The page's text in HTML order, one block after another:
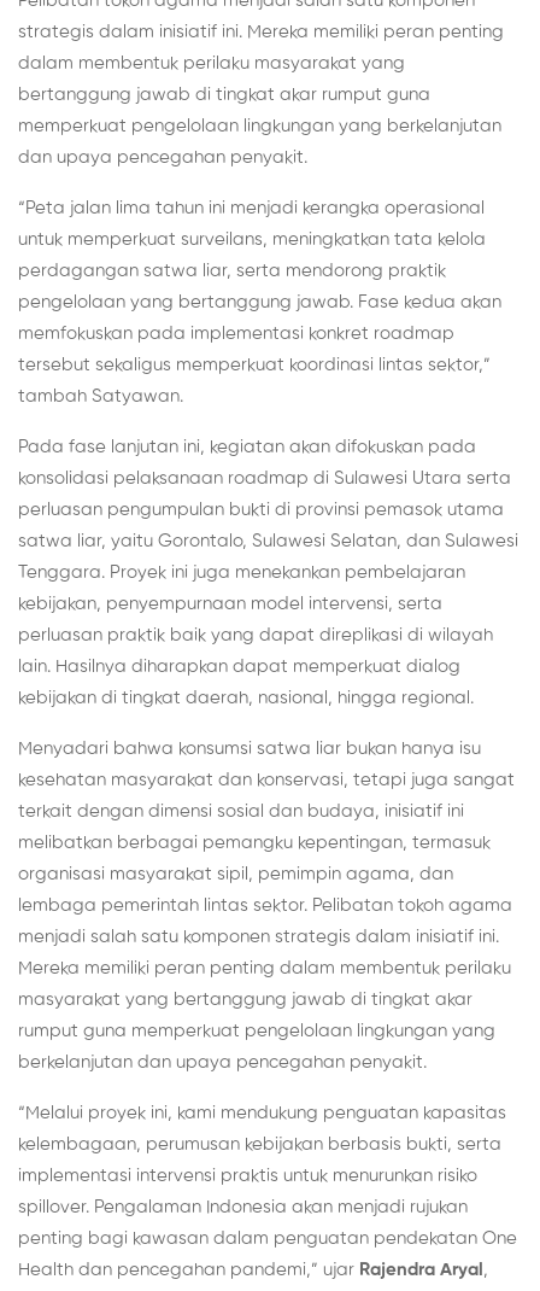
strategis dalam inisiatif ini. Mereka memiliki peran penting
dalam membentuk perilaku masyarakat yang
bertanggung jawab di tingkat akar rumput guna
memperkuat pengelolaan lingkungan yang berkelanjutan
dan upaya pencegahan penyakit.
“Peta jalan lima tahun ini menjadi kerangka operasional
untuk memperkuat surveilans, meningkatkan tata kelola
perdagangan satwa liar, serta mendorong praktik
pengelolaan yang bertanggung jawab. Fase kedua akan
memfokuskan pada implementasi konkret roadmap
tersebut sekaligus memperkuat koordinasi lintas sektor,”
tambah Satyawan.
Pada fase lanjutan ini, kegiatan akan difokuskan pada
konsolidasi pelaksanaan roadmap di Sulawesi Utara serta
perluasan pengumpulan bukti di provinsi pemasok utama
satwa liar, yaitu Gorontalo, Sulawesi Selatan, dan Sulawesi
Tenggara. Proyek ini juga menekankan pembelajaran
kebijakan, penyempurnaan model intervensi, serta
perluasan praktik baik yang dapat direplikasi di wilayah
lain. Hasilnya diharapkan dapat memperkuat dialog
kebijakan di tingkat daerah, nasional, hingga regional.
Menyadari bahwa konsumsi satwa liar bukan hanya isu
kesehatan masyarakat dan konservasi, tetapi juga sangat
terkait dengan dimensi sosial dan budaya, inisiatif ini
melibatkan berbagai pemangku kepentingan, termasuk
organisasi masyarakat sipil, pemimpin agama, dan
lembaga pemerintah lintas sektor. Pelibatan tokoh agama
menjadi salah satu komponen strategis dalam inisiatif ini.
Mereka memiliki peran penting dalam membentuk perilaku
masyarakat yang bertanggung jawab di tingkat akar
rumput guna memperkuat pengelolaan lingkungan yang
berkelanjutan dan upaya pencegahan penyakit.
“Melalui proyek ini, kami mendukung penguatan kapasitas
kelembagaan, perumusan kebijakan berbasis bukti, serta
implementasi intervensi praktis untuk menurunkan risiko
spillover. Pengalaman Indonesia akan menjadi rujukan
penting bagi kawasan dalam penguatan pendekatan One
Health dan pencegahan pandemi,” ujar Rajendra Aryal ,